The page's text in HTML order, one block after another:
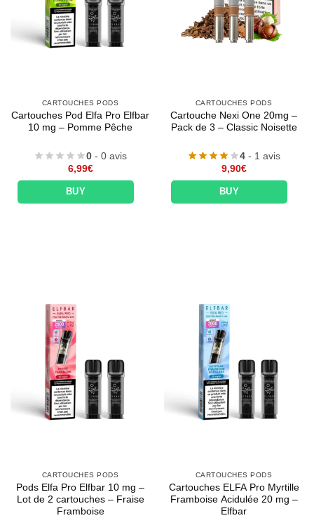
CARTOUCHES PODS
Cartouches Pod Elfa Pro Elfbar
10 mg – Pomme Pêche
0 - 0 avis
6,99€
BUY
CARTOUCHES PODS
Cartouche Nexi One 20mg –
Pack de 3 – Classic Noisette
4 - 1 avis
9,90€
BUY
CARTOUCHES PODS
Pods Elfa Pro Elfbar 10 mg –
Lot de 2 cartouches – Fraise
Framboise
CARTOUCHES PODS
Cartouches ELFA Pro Myrtille
Framboise Acidulée 20 mg –
Elfbar